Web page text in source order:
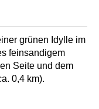
grünen Idylle im
feinsandigem
Seite und dem
0,4 km).